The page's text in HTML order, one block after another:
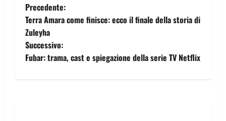
Precedente:
Terra Amara come finisce: ecco il finale della storia di
Zuleyha
Successivo:
Fubar: trama, cast e spiegazione della serie TV Netflix